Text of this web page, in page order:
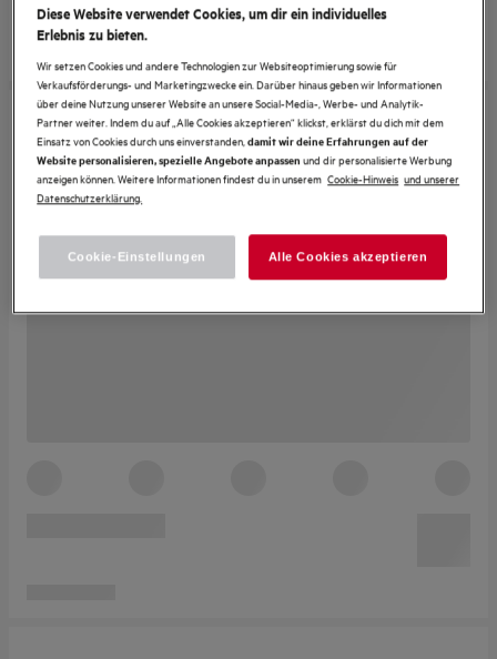
Diese Website verwendet Cookies, um dir ein individuelles
Erlebnis zu bieten.
Wir setzen Cookies und andere Technologien zur Websiteoptimierung sowie für
Verkaufsförderungs- und Marketingzwecke ein. Darüber hinaus geben wir Informationen
über deine Nutzung unserer Website an unsere Social-Media-, Werbe- und Analytik-
Partner weiter. Indem du auf „Alle Cookies akzeptieren“ klickst, erklärst du dich mit dem
Einsatz von Cookies durch uns einverstanden,damit wir deine Erfahrungen auf der
Website personalisieren, spezielle Angebote anpassen und dir personalisierte Werbung
anzeigen können. Weitere Informationen findest du in unserem Cookie-Hinweis und unserer
Datenschutzerklärung.
Cookie-Einstellungen Alle Cookies akzeptieren